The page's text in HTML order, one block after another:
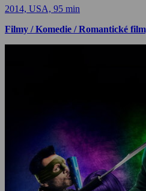
2014, USA, 95 min
Filmy / Komedie / Romantické